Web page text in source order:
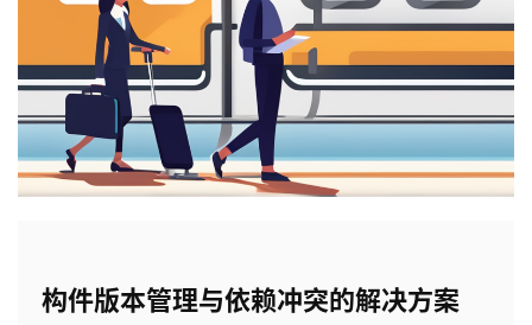
构件版本管理与依赖冲突的解决方案